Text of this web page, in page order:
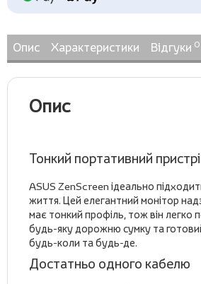
Опис Характеристики Відгуки 0
Опис
Тонкий портативний
ASUS ZenScreen ідеально
життя. Цей елегантний монітор
має тонкий профіль, тож він легко
будь-яку дорожню сумку та
будь-коли та будь-де.
Достатньо одного кабелю